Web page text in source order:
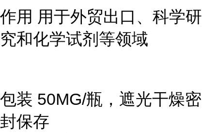
作用 用于外贸出口、科学研
究和化学试剂等领域
包装 50MG/瓶，遮光干燥密
封保存